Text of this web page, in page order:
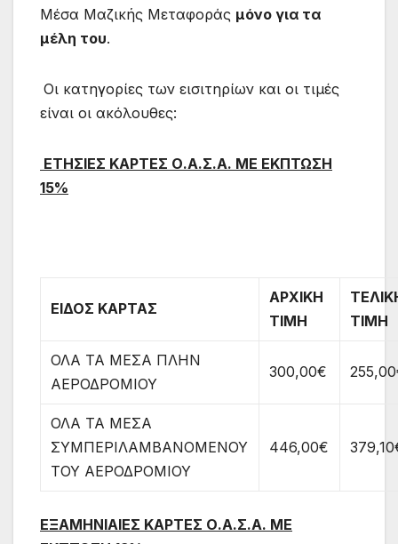
Μέσα Μαζικής Μεταφοράς μόνο για τα
μέλη του.
Οι κατηγορίες των εισιτηρίων και οι τιμές
είναι οι ακόλουθες:
ΕΤΗΣΙΕΣ ΚΑΡΤΕΣ Ο.Α.Σ.Α. ΜΕ ΕΚΠΤΩΣΗ
15%
ΕΙΔΟΣ ΚΑΡΤΑΣ
ΑΡΧΙΚΗ
ΤΙΜΗ
ΤΙΜΗ
ΟΛΑ ΤΑ ΜΕΣΑ ΠΛΗΝ
ΑΕΡΟΔΡΟΜΙΟΥ
300,00€
ΟΛΑ ΤΑ ΜΕΣΑ
ΣΥΜΠΕΡΙΛΑΜΒΑΝΟΜΕΝΟΥ
ΤΟΥ ΑΕΡΟΔΡΟΜΙΟΥ
446,00€
ΕΞΑΜΗΝΙΑΙΕΣ ΚΑΡΤΕΣ Ο.Α.Σ.Α. ΜΕ